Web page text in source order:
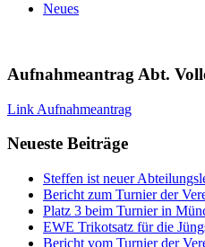
Neues
Aufnahmeantrag Abt.
Link Aufnahmeantrag
Neueste Beiträge
Steffen ist neuer
Bericht zum Turnier der
Platz 3 beim Turnier in
EWE Trikotsatz für die
Bericht vom Turnier der